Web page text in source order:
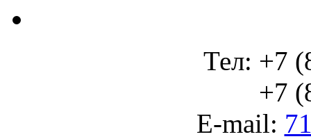
Тел: +7
+7
E-mail: